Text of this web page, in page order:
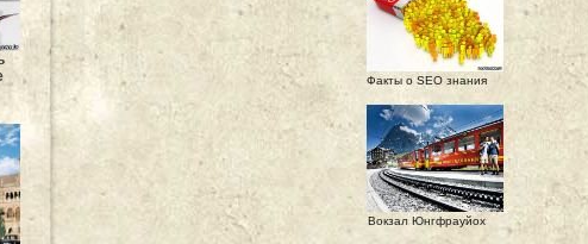
Факты о SEO знания
Вокзал Юнгфрауйох